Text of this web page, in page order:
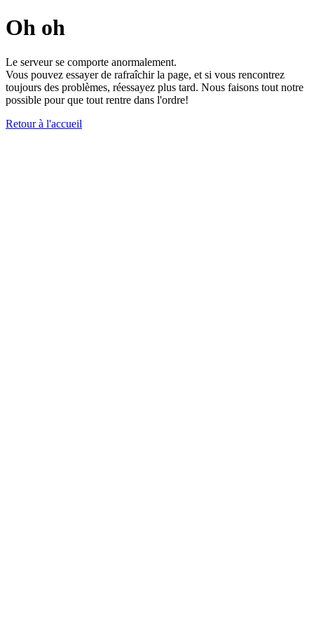
Oh oh
Le serveur se comporte anormalement.
Vous pouvez essayer de rafraîchir la page, et si vous rencontrez
toujours des problèmes, réessayez plus tard. Nous faisons tout notre
possible pour que tout rentre dans l'ordre!
Retour à l'accueil